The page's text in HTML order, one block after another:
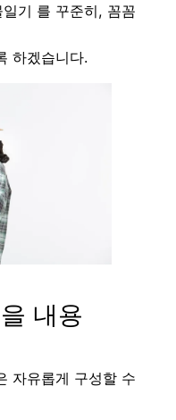
기 를 꾸준히, 꼼꼼
하겠습니다.
내용
자유롭게 구성할 수